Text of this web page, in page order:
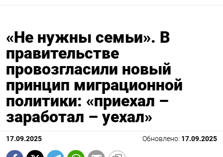
«Не нужны семьи». В
правительстве
провозгласили новый
принцип миграционной
политики: «приехал –
заработал – уехал»
17.09.2025 Обновлено: 17.09.2025